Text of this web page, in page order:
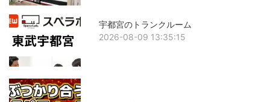
宇都宮のトランクルーム
2026-08-09 13:35:15